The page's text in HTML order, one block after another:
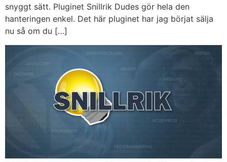
snyggt sätt. Pluginet Snillrik Dudes gör hela den
hanteringen enkel. Det här pluginet har jag börjat sälja
nu så om du […]